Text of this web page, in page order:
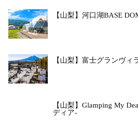
【山梨】河口湖BASE
【山梨】富士グランヴィ
【山梨】Glamping My
ディア-